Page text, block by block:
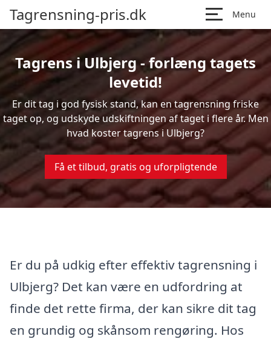
Tagrensning-pris.dk Menu
Tagrens i Ulbjerg - forlæng tagets
levetid!
Er dit tag i god fysisk stand, kan en tagrensning friske
taget op, og udskyde udskiftningen af taget i flere år. Men
hvad koster tagrens i Ulbjerg?
Få et tilbud, gratis og uforpligtende
Er du på udkig efter effektiv tagrensning i
Ulbjerg? Det kan være en udfordring at
finde det rette firma, der kan sikre dit tag
en grundig og skånsom rengøring. Hos